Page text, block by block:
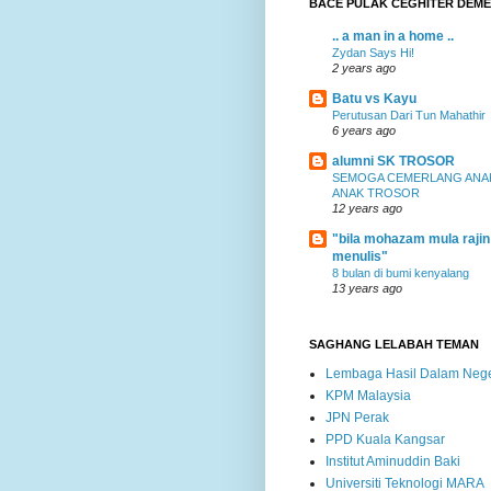
BACE PULAK CEGHITER DEME
.. a man in a home ..
Zydan Says Hi!
2 years ago
Batu vs Kayu
Perutusan Dari Tun Mahathir
6 years ago
alumni SK TROSOR
SEMOGA CEMERLANG
ANAK TROSOR
12 years ago
"bila mohazam mula rajin
menulis"
8 bulan di bumi kenyalang
13 years ago
SAGHANG LELABAH TEMAN
Lembaga Hasil Dalam
KPM Malaysia
JPN Perak
PPD Kuala Kangsar
Institut Aminuddin Baki
Universiti Teknologi MARA